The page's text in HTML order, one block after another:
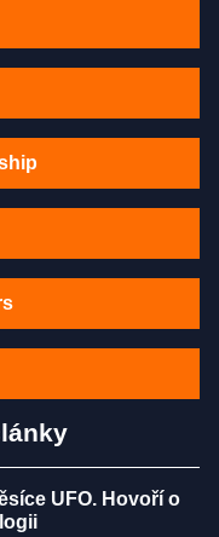
UFO. Hovoří o